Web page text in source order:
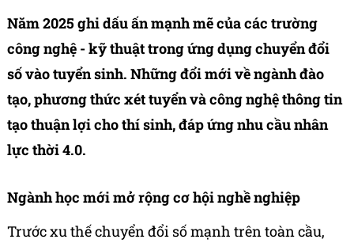
Năm 2025 ghi dấu ấn mạnh mẽ của các trường
công nghệ - kỹ thuật trong ứng dụng chuyển đổi
số vào tuyển sinh. Những đổi mới về ngành đào
tạo, phương thức xét tuyển và công nghệ thông tin
tạo thuận lợi cho thí sinh, đáp ứng nhu cầu nhân
lực thời 4.0.
Ngành học mới mở rộng cơ hội nghề nghiệp
Trước xu thế chuyển đổi số mạnh trên toàn cầu,